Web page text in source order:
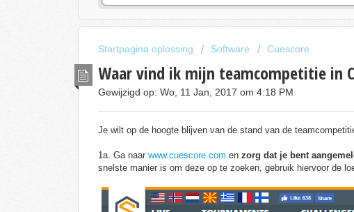
Startpagina oplossing Software Cuescore
Waar vind ik mijn teamcompetitie in
Gewijzigd op: Wo, 11 Jan, 2017 om 4:18 PM
Je wilt op de hoogte blijven van de stand van de
1a. Ga naar www.cuescore.com en zorg dat je bent
snelste manier is om deze op te zoeken, gebruik hiervoor de